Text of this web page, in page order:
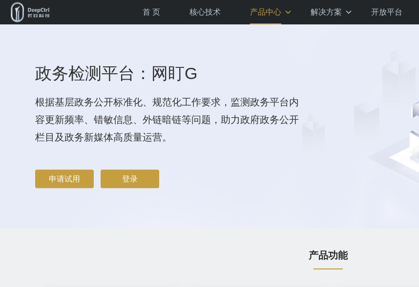
首 页 核心技术 产品中心 解决方案 开放平台
政务检测平台：网盯G
根据基层政务公开标准化、规范化工作要求，监测政务平台内
容更新频率、错敏信息、外链暗链等问题，助力政府政务公开
栏目及政务新媒体高质量运营。
申请试用 登录
产品功能